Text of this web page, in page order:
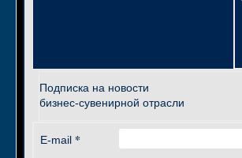
Подписка на новости
бизнес-сувенирной отрасли
E-mail *